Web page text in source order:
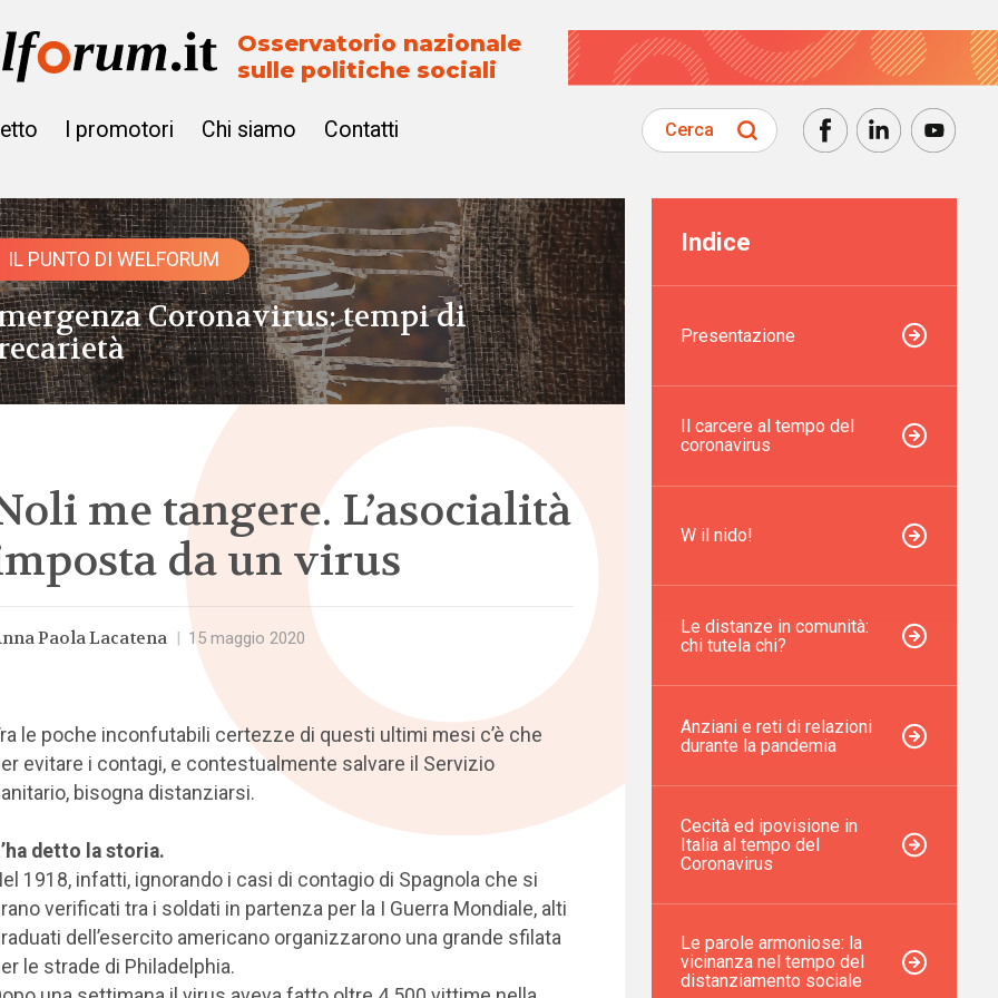
Osservatorio nazionale
sulle politiche sociali
I promotori Chi siamo Contatti Cerca
IL PUNTO DI WELFORUM
Coronavirus: tempi di
me tangere. L’asocialità
da un virus
Paola Lacatena 15 maggio 2020
le poche inconfutabili certezze di questi ultimi mesi c’è che
evitare i contagi, e contestualmente salvare il Servizio
bisogna distanziarsi.
detto la storia.
1918, infatti, ignorando i casi di contagio di Spagnola che si
verificati tra i soldati in partenza per la I Guerra Mondiale, alti
dell’esercito americano organizzarono una grande sfilata
le strade di Philadelphia.
Indice
Presentazione
Il carcere al tempo del
coronavirus
W il nido!
Le distanze in comunità:
chi tutela chi?
Anziani e reti di relazioni
durante la pandemia
Cecità ed ipovisione in
Italia al tempo del
Coronavirus
Le parole armoniose: la
vicinanza nel tempo del
distanziamento sociale